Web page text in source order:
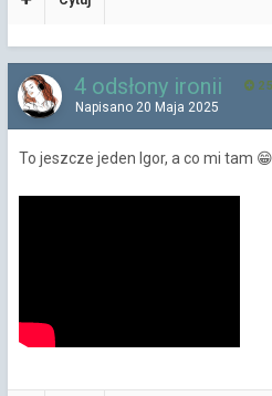
4 odsłony ironii 2
Napisano 20 Maja 2025
To jeszcze jeden Igor, a co mi tam 😁